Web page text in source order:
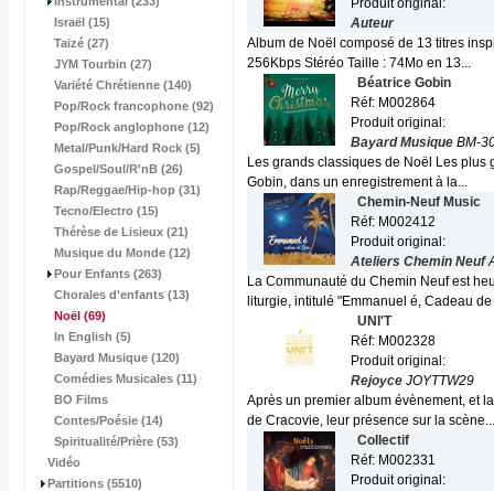
Israël (15)
Taizé (27)
JYM Tourbin (27)
Variété Chrétienne (140)
Pop/Rock francophone (92)
Pop/Rock anglophone (12)
Metal/Punk/Hard Rock (5)
Gospel/Soul/R'nB (26)
Rap/Reggae/Hip-hop (31)
Tecno/Electro (15)
Thérèse de Lisieux (21)
Musique du Monde (12)
Pour Enfants (263)
Chorales d'enfants (13)
Noël (69)
In English (5)
Bayard Musique (120)
Comédies Musicales (11)
BO Films
Contes/Poésie (14)
Spiritualité/Prière (53)
Vidéo
Partitions (5510)
Produit original:
Auteur
Album de Noël composé de 13 titres
256Kbps Stéréo Taille : 74Mo en 13...
Béatrice Gobin
Réf: M002864
Produit original:
Bayard Musique BM-
Les grands classiques de Noël Les
Gobin, dans un enregistrement à la...
Chemin-Neuf Music
Réf: M002412
Produit original:
Ateliers Chemin Neuf
La Communauté du Chemin Neuf est
liturgie, intitulé "Emmanuel é, Cadeau
UNI'T
Réf: M002328
Produit original:
Rejoyce JOYTTW29
Après un premier album évènement, et
de Cracovie, leur présence sur la scène...
Collectif
Réf: M002331
Produit original: